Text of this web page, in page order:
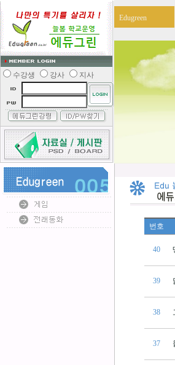
수강생 강사 지사
Edugreen
번호
40
39
38
37